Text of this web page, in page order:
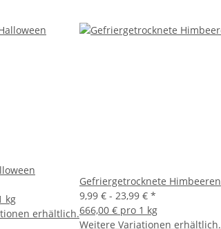
kg
erhältlich.
Gefriergetrocknete Himbeeren
9,99 € - 23,99 € *
666,00 € pro 1 kg
Weitere Variationen erhältlich.